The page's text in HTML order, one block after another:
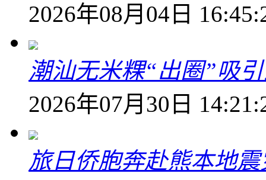
2026年08月04日
潮汕无米粿“出圈”吸
2026年07月30日
旅日侨胞奔赴熊本地